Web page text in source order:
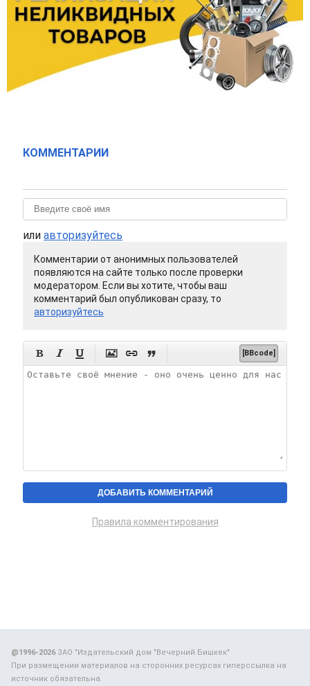
КОММЕНТАРИИ
или авторизуйтесь
Комментарии от анонимных пользователей
появляются на сайте только после проверки
модератором. Если вы хотите, чтобы ваш
комментарий был опубликован сразу, то
авторизуйтесь
      [BBcode]
Правила комментирования
@1996-2026ЗАО "Издательский дом "Вечерний Бишкек"
При размещении материалов на сторонних ресурсах гиперссылка на
источник обязательна.